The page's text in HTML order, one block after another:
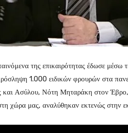
της επικαιρότητας έδωσε
1.000 ειδικών φρουρών στα
Ασύλου, Νότη Μηταράκη στον Έβρο,
χώρα μας, αναλύθηκαν εκτενώς στην